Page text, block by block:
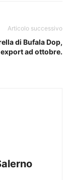
Articolo successivo
di Bufala Dop,
ad ottobre.